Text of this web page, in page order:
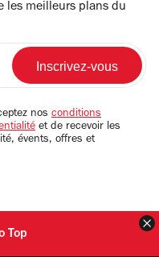
les meilleurs plans du
nos conditions
et de recevoir les
évents, offres et
Top